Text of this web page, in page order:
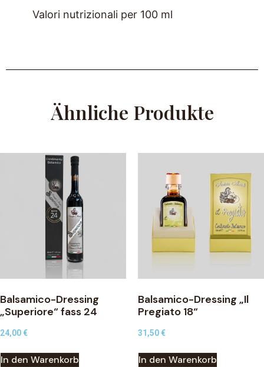
Valori nutrizionali per 100 ml
Ähnliche Produkte
Balsamico-Dressing
„Superiore“ fass 24
24,00 €
In den Warenkorb
Balsamico-Dressing „Il
Pregiato 18“
31,50 €
In den Warenkorb